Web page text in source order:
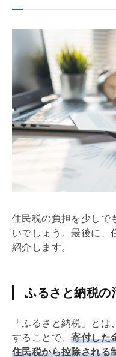
住民税の負担を少しで
いでしょう。最後に、
紹介します。
ふるさと納税の
「ふるさと納税」と
することで、寄付した
住民税から控除される